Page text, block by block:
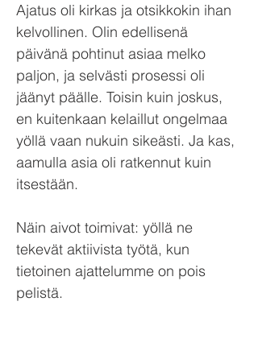
Ajatus oli kirkas ja otsikkokin ihan
kelvollinen. Olin edellisenä
päivänä pohtinut asiaa melko
paljon, ja selvästi prosessi oli
jäänyt päälle. Toisin kuin joskus,
en kuitenkaan kelaillut ongelmaa
yöllä vaan nukuin sikeästi. Ja kas,
aamulla asia oli ratkennut kuin
itsestään.
Näin aivot toimivat: yöllä ne
tekevät aktiivista työtä, kun
tietoinen ajattelumme on pois
pelistä.